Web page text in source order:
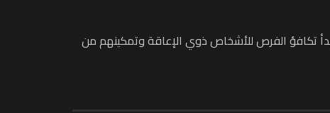
بجمهورية جيبوتي، التي تأسست في ماي 2018، تسعى الى تحقيق مبدأ تكافؤ الفرص للأشخاص ذوي الإعاقة وتمكينهم من